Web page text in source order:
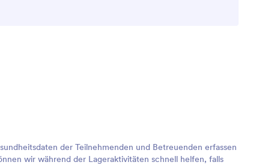
der Teilnehmenden und Betreuenden erfassen
wir während der Lageraktivitäten schnell helfen, falls